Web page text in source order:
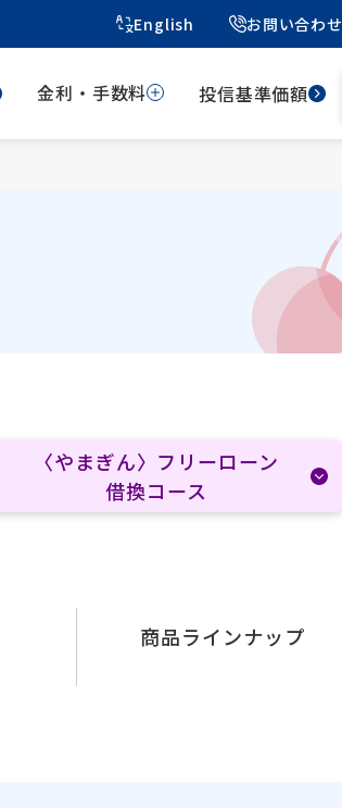
English お問い合わせ
金利・手数料 投信基準価額
〈やまぎん〉フリーローン
借換コース
商品ラインナップ